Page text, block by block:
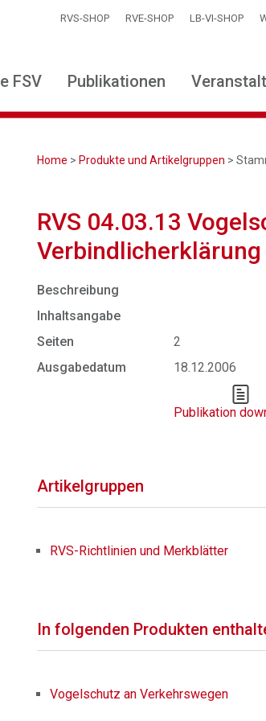
RVS-SHOP RVE-SHOP LB-VI-SHOP
FSV Publikationen
Home > Produkte und Artikelgruppen >
RVS 04.03.13
Verbindlicherklärung
Beschreibung
Inhaltsangabe
Seiten
2
Ausgabedatum
18.12.2006
Publikation
Artikelgruppen
RVS-Richtlinien und Merkblätter
In folgenden Produkten
Vogelschutz an Verkehrswegen